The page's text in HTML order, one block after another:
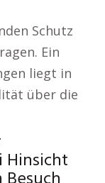
Schutz
Ein
liegt in
über die
Hinsicht